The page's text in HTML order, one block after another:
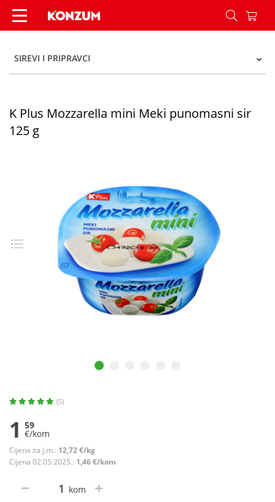
K Plus Mozzarella mini Meki punomasni sir 125
SIREVI I PRIPRAVCI
K Plus Mozzarella mini Meki punomasni sir
125 g
(5)
1 59
€/kom
Cijena za j.m.: 12,72 €/kg
Cijena 02.05.2025.: 1,46 €/kom
kom